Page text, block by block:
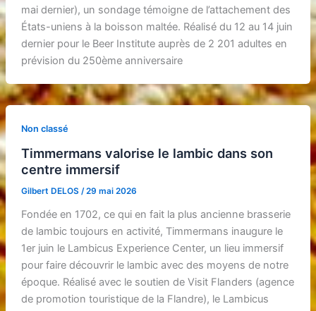
mai dernier), un sondage témoigne de l’attachement des
États-uniens à la boisson maltée. Réalisé du 12 au 14 juin
dernier pour le Beer Institute auprès de 2 201 adultes en
prévision du 250ème anniversaire
Non classé
Timmermans valorise le lambic dans son
centre immersif
Gilbert DELOS /29 mai 2026
Fondée en 1702, ce qui en fait la plus ancienne brasserie
de lambic toujours en activité, Timmermans inaugure le
1er juin le Lambicus Experience Center, un lieu immersif
pour faire découvrir le lambic avec des moyens de notre
époque. Réalisé avec le soutien de Visit Flanders (agence
de promotion touristique de la Flandre), le Lambicus